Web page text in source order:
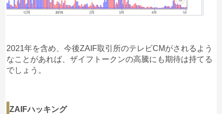
2021年を含め、今後ZAIF取引所のテレビCMがされるよう
なことがあれば、ザイフトークンの高騰にも期待は持てる
でしょう。
ZAIFハッキング